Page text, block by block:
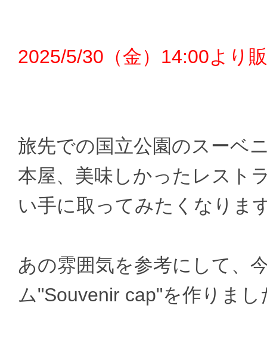
2025/5/30（金）14:00より
旅先での国立公園のスーベ
本屋、美味しかったレスト
い手に取ってみたくなりま
あの雰囲気を参考にして、
ム"Souvenir cap"を作りまし